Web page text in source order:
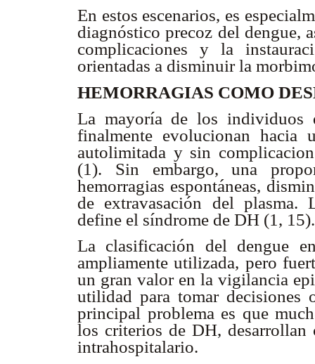
En estos escenarios, es
diagnóstico precoz del dengue,
complicaciones y la
orientadas a disminuir la
HEMORRAGIAS COMO
La mayoría de los individuos
finalmente evolucionan hacia
autolimitada y sin
(1). Sin embargo, una
hemorragias espontáneas,
de extravasación del plasma.
define el síndrome de DH (1, 15).
La clasificación del dengue
ampliamente utilizada, pero
un gran valor en la vigilancia
utilidad para tomar decisiones
principal problema es que
los criterios de DH, desarrollan
intrahospitalario.